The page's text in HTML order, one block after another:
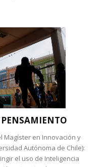
PENSAMIENTO
Magíster en Innovación y
Autónoma de Chile):
el uso de Inteligencia